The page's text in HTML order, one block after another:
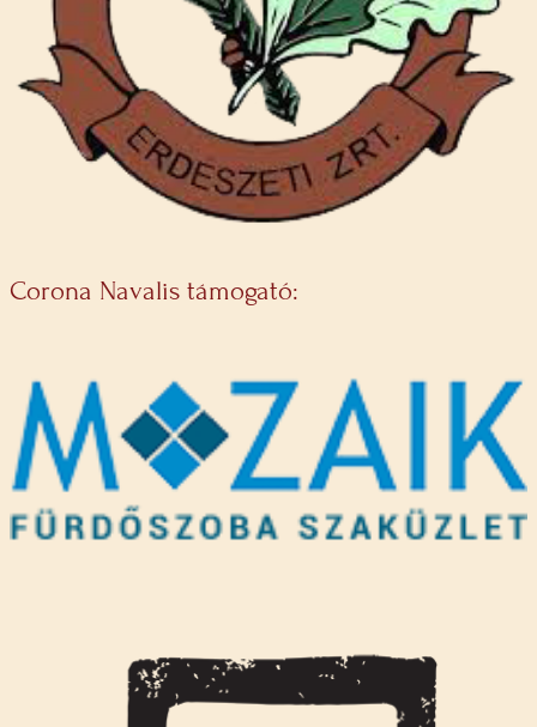
Corona Navalis támogató: